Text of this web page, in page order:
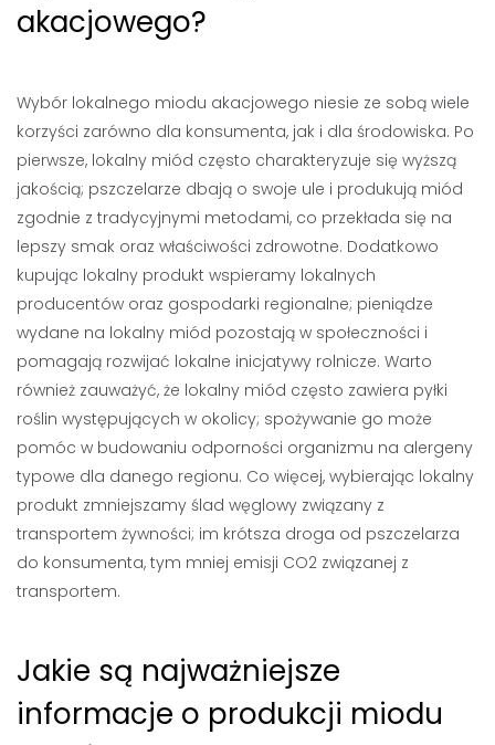
akacjowego?
Wybór lokalnego miodu akacjowego niesie ze sobą wiele
korzyści zarówno dla konsumenta, jak i dla środowiska. Po
pierwsze, lokalny miód często charakteryzuje się wyższą
jakością; pszczelarze dbają o swoje ule i produkują miód
zgodnie z tradycyjnymi metodami, co przekłada się na
lepszy smak oraz właściwości zdrowotne. Dodatkowo
kupując lokalny produkt wspieramy lokalnych
producentów oraz gospodarki regionalne; pieniądze
wydane na lokalny miód pozostają w społeczności i
pomagają rozwijać lokalne inicjatywy rolnicze. Warto
również zauważyć, że lokalny miód często zawiera pyłki
roślin występujących w okolicy; spożywanie go może
pomóc w budowaniu odporności organizmu na alergeny
typowe dla danego regionu. Co więcej, wybierając lokalny
produkt zmniejszamy ślad węglowy związany z
transportem żywności; im krótsza droga od pszczelarza
do konsumenta, tym mniej emisji CO2 związanej z
transportem.
Jakie są najważniejsze
informacje o produkcji miodu